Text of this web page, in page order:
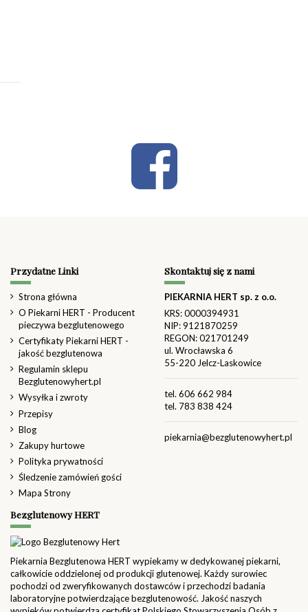
Przydatne Linki
Strona główna
O Piekarni HERT - Producent
pieczywa bezglutenowego
Certyfikaty Piekarni HERT -
jakość bezglutenowa
Regulamin sklepu
Bezglutenowyhert.pl
Wysyłka i zwroty
Przepisy
Blog
Zakupy hurtowe
Polityka prywatności
Śledzenie zamówień gości
Mapa Strony
Skontaktuj się z nami
PIEKARNIA HERT sp. z o.o.
KRS: 0000394931
NIP: 9121870259
REGON: 021701249
ul. Wrocławska 6
55-220 Jelcz-Laskowice
tel. 606 662 984
tel. 783 838 424
piekarnia@bezglutenowyhert.pl
Bezglutenowy HERT
Piekarnia Bezglutenowa HERT wypiekamy w dedykowanej piekarni,
całkowicie oddzielonej od produkcji glutenowej. Każdy surowiec
pochodzi od zweryfikowanych dostawców i przechodzi badania
laboratoryjne potwierdzające bezglutenowość. Jakość naszych